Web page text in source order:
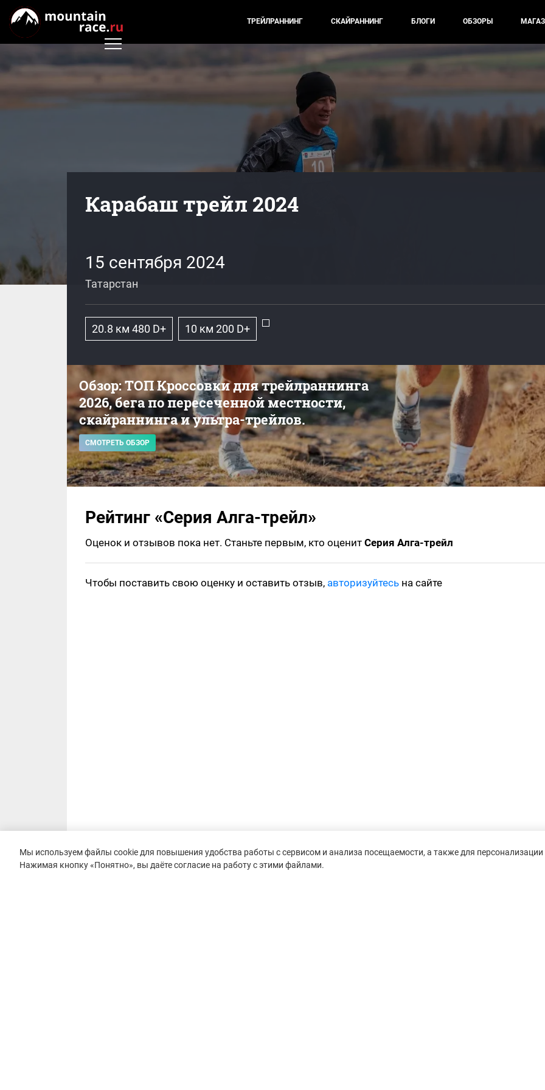
ТРЕЙЛРАННИНГ СКАЙРАННИНГ БЛОГИ ОБЗОРЫ
Карабаш трейл 2024
15 сентября 2024
Татарстан
20.8 км 480 D+ 10 км 200 D+
Обзор: ТОП Кроссовки для трейлраннинга
2026, бега по пересеченной местности,
скайраннинга и ультра-трейлов.
СМОТРЕТЬ ОБЗОР
Рейтинг «Серия Алга-трейл»
Оценок и отзывов пока нет. Станьте первым, кто оценит Серия Алга-трейл
Чтобы поставить свою оценку и оставить отзыв, авторизуйтесь на сайте
Мы используем файлы cookie для повышения удобства работы с сервисом и анализа посещаемости, а также для персонализации
Нажимая кнопку «Понятно», вы даёте согласие на работу с этими файлами.